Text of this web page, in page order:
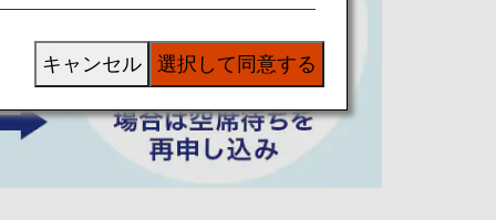
選択して同意する
キャンセル